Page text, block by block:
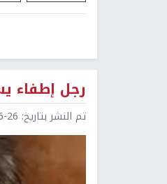
رجل إطفاء
تم النشر بتاريخ: